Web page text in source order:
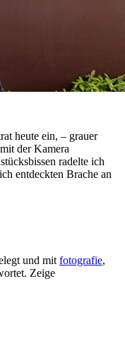
heute ein, – grauer
der Kamera
radelte ich
entdeckten Brache an
und mitfotografie,
Zeige